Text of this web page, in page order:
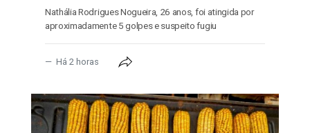
Nathália Rodrigues Nogueira, 26 anos, foi atingida por
aproximadamente 5 golpes e suspeito fugiu
Há 2 horas